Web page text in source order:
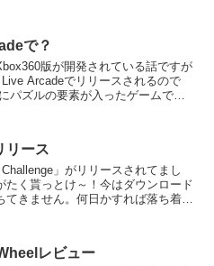
で？
版が開発されている話ですが
Arcadeでリリースされるので
リース
」がリリースされてまし
たく貰っとけ～！今はダウンロード
きません。何日かすれば落ち着く
レビュー